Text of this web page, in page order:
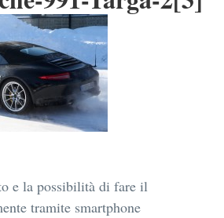
e la possibilità di fare il
tramite smartphone